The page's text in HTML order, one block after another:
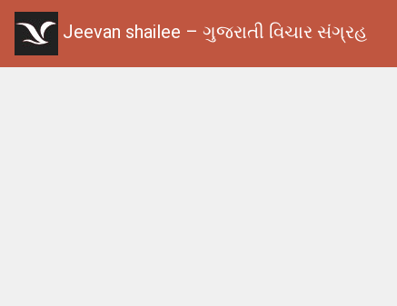
Jeevan shailee – ગુજરાતી વિચાર સંગ્રહ